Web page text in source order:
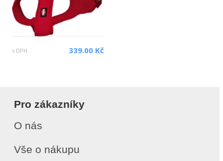
s DPH 339.00 Kč
Pro zákazníky
O nás
Vše o nákupu